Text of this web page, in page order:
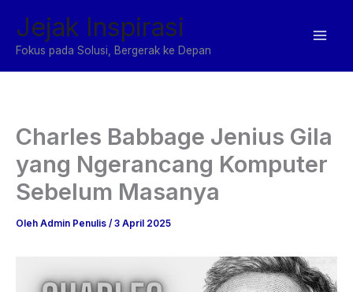
konten
Jejak Inspirasi
Fokus pada Solusi, Bergerak ke Depan
Charles Babbage Jenius Gila
yang Ngerancang Komputer
Sebelum Masanya
Oleh Admin Penulis / 3 April 2025